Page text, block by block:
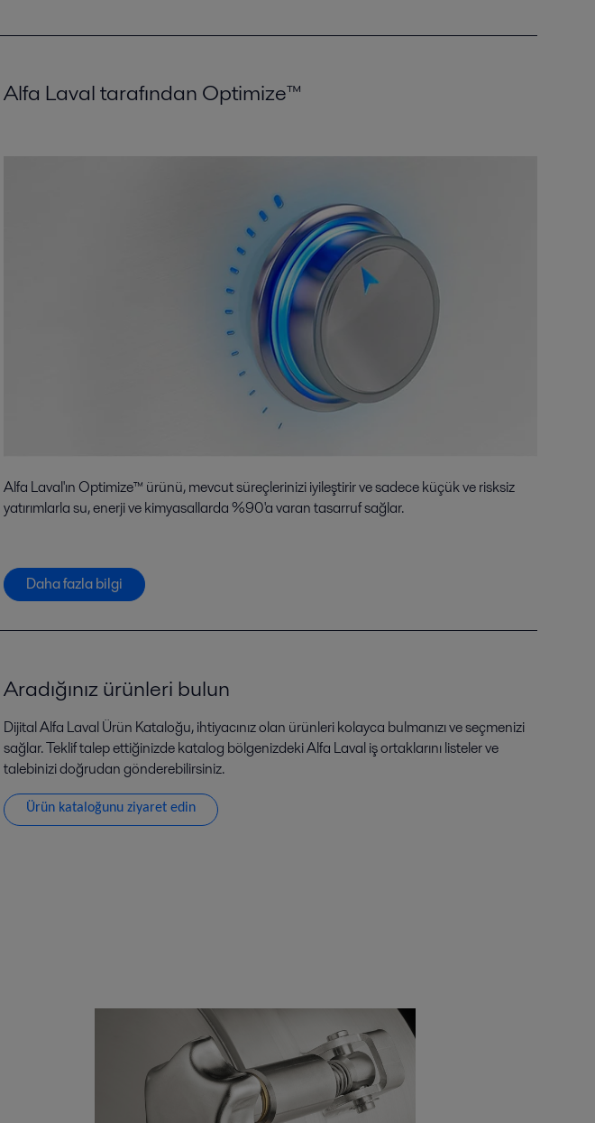
Alfa Laval tarafından Optimize™
Alfa Laval'ın Optimize™ ürünü, mevcut süreçlerinizi iyileştirir ve sadece küçük ve risksiz
yatırımlarla su, enerji ve kimyasallarda %90'a varan tasarruf sağlar.
Daha fazla bilgi
Aradığınız ürünleri bulun
Dijital Alfa Laval Ürün Kataloğu, ihtiyacınız olan ürünleri kolayca bulmanızı ve seçmenizi
sağlar. Teklif talep ettiğinizde katalog bölgenizdeki Alfa Laval iş ortaklarını listeler ve
talebinizi doğrudan gönderebilirsiniz.
Ürün kataloğunu ziyaret edin